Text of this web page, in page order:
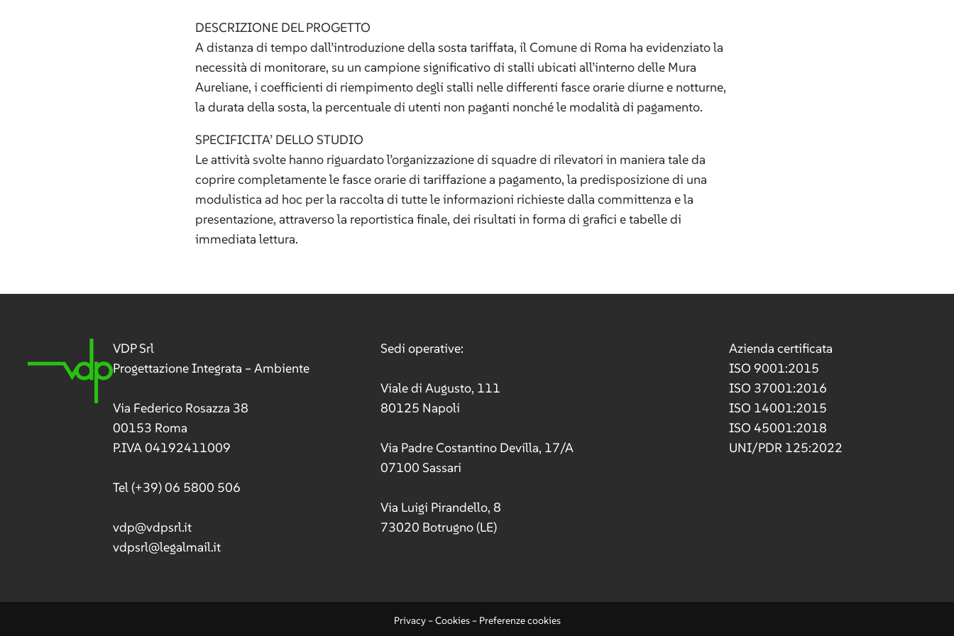
DESCRIZIONE DEL PROGETTO
A distanza di tempo dall’introduzione della sosta tariffata, il Comune di Roma ha evidenziato la
necessità di monitorare, su un campione significativo di stalli ubicati all’interno delle Mura
Aureliane, i coefficienti di riempimento degli stalli nelle differenti fasce orarie diurne e notturne,
la durata della sosta, la percentuale di utenti non paganti nonché le modalità di pagamento.
SPECIFICITA’ DELLO STUDIO
Le attività svolte hanno riguardato l’organizzazione di squadre di rilevatori in maniera tale da
coprire completamente le fasce orarie di tariffazione a pagamento, la predisposizione di una
modulistica ad hoc per la raccolta di tutte le informazioni richieste dalla committenza e la
presentazione, attraverso la reportistica finale, dei risultati in forma di grafici e tabelle di
immediata lettura.
VDP Srl
Progettazione Integrata – Ambiente
Via Federico Rosazza 38
00153 Roma
P.IVA 04192411009
Tel(+39) 06 5800 506
vdp@vdpsrl.it
vdpsrl@legalmail.it
Sedi operative:
Viale di Augusto, 111
80125 Napoli
Via Padre Costantino Devilla, 17/A
07100 Sassari
Via Luigi Pirandello, 8
73020 Botrugno (LE)
Azienda certificata
ISO 9001:2015
ISO 37001:2016
ISO 14001:2015
ISO 45001:2018
UNI/PDR 125:2022
Privacy–Cookies– Preferenze cookies